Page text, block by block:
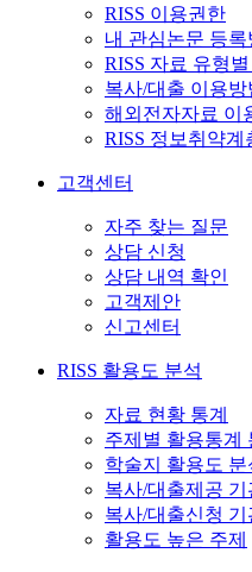
RISS 이용권한
내 관심논문 등록
RISS 자료 유형
복사/대출 이용방
해외전자자료 이
RISS 정보취약
고객센터
자주 찾는 질문
상담 신청
상담 내역 확인
고객제안
신고센터
RISS 활용도 분석
자료 현황 통계
주제별 활용통계
학술지 활용도 분
복사/대출제공 기
복사/대출신청 기
활용도 높은 주제